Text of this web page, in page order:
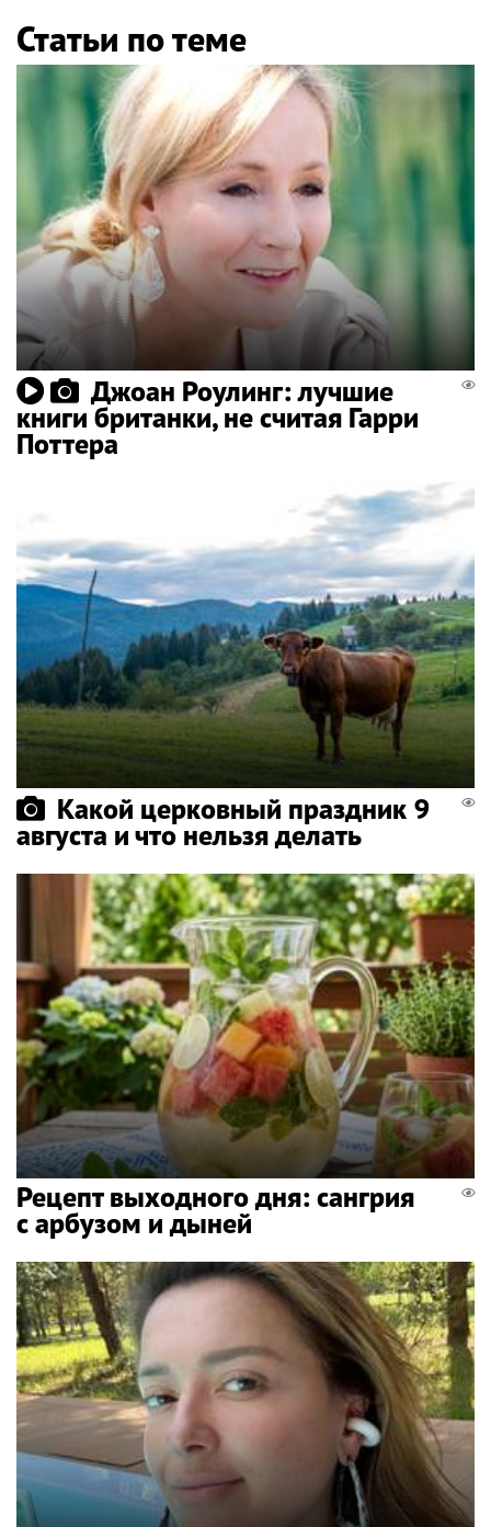
Статьи по теме
Джоан Роулинг: лучшие
книги британки, не считая Гарри
Поттера
Какой церковный праздник 9
августа и что нельзя делать
Рецепт выходного дня: сангрия
с арбузом и дыней